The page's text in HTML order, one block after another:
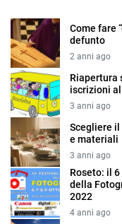
Come fare
defunto
2 anni ago
Riapertura
iscrizioni
3 anni ago
Scegliere
e materiali
3 anni ago
Roseto: il
della
2022
4 anni ago